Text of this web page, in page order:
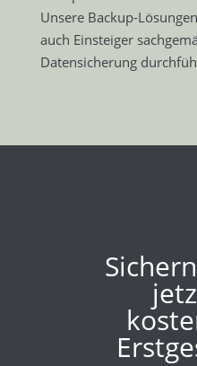
Unsere Backup-
auch Einsteiger
Datensicherung